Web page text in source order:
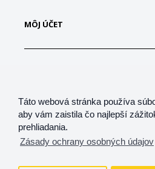
Táto webová stránka používa
aby vám zaistila čo najlepší
prehliadania.
Zásady ochrany osobných údajov
MÔJ ÚČET